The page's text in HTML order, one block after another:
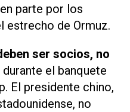
parte por los
estrecho de Ormuz.
ser socios, no
durante el banquete
El presidente chino,
no